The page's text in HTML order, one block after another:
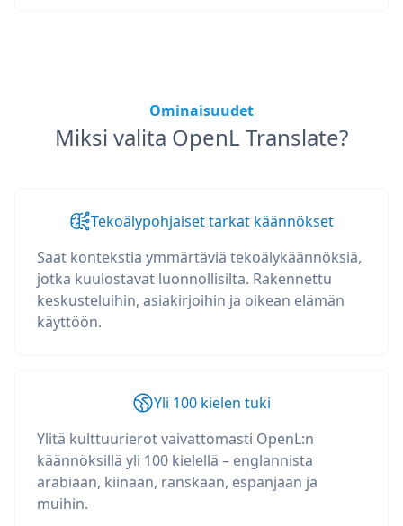
Ominaisuudet
Miksi valita OpenL Translate?
Tekoälypohjaiset tarkat käännökset
Saat kontekstia ymmärtäviä tekoälykäännöksiä,
jotka kuulostavat luonnollisilta. Rakennettu
keskusteluihin, asiakirjoihin ja oikean elämän
käyttöön.
Yli 100 kielen tuki
Ylitä kulttuurierot vaivattomasti OpenL:n
käännöksillä yli 100 kielellä – englannista
arabiaan, kiinaan, ranskaan, espanjaan ja
muihin.